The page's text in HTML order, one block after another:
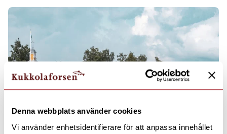
Denna webbplats använder cookies
Vi använder enhetsidentifierare för att anpassa innehållet